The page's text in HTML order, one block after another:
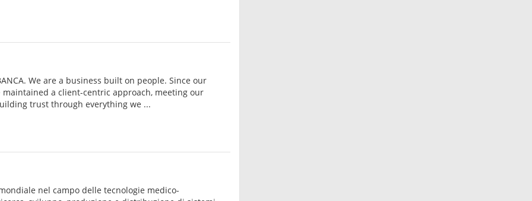
We are a business built on people. Since our
a client-centric approach, meeting our
trust through everything we ...
nel campo delle tecnologie medico-